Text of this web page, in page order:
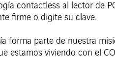
contactless al lector de
firme o digite su clave.
forma parte de nuestra
estamos viviendo con el